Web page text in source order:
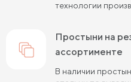
технологии
простыни на резинке из сатина в
ассортименте
В наличии